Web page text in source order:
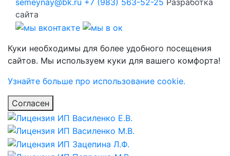
semeynay@bk.ru +7 (983) 563-52-25 Разработка
сайта
Куки необходимы для более удобного посещения
сайтов. Мы используем куки для вашего комфорта!
Узнайте больше про использование cookie.
Согласен